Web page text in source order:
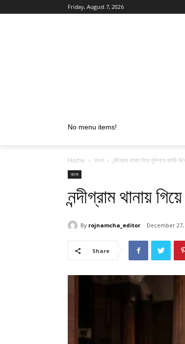
Friday, August 7, 2026
No menu items!
Home বাংলা নন্দীগ্রাম থানায় গিয়ে পুলিশকে হুমকি
বাংলা
নন্দীগ্রাম থানায়
By rojnamcha_editor December 27,
Share